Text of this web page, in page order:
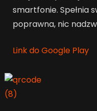
smartfonie. Spełnia
poprawna, nic
Link do Google Play